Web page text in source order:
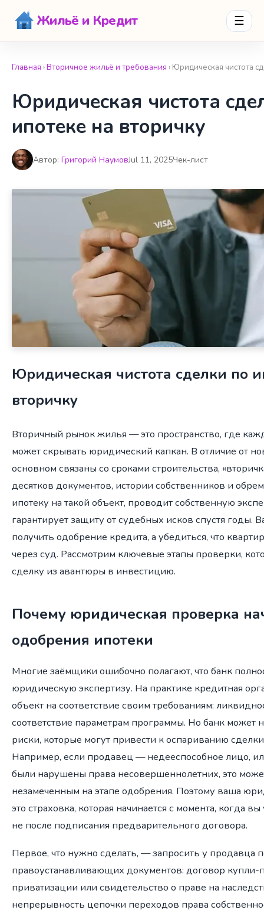
Жильё и Кредит ☰
Главная ›Вторичное жильё и требования › Юридическая чистота
Юридическая чистота
ипотеке на вторичку
Автор: Григорий НаумовJul 11, 2025Чек-лист
Юридическая чистота сделки по
вторичку
Вторичный рынок жилья — это пространство, где
может скрывать юридический капкан. В отличие от
основном связаны со сроками строительства,
десятков документов, истории собственников и
ипотеку на такой объект, проводит собственную
гарантирует защиту от судебных исков спустя годы.
получить одобрение кредита, а убедиться, что
через суд. Рассмотрим ключевые этапы проверки,
сделку из авантюры в инвестицию.
Почему юридическая проверка
одобрения ипотеки
Многие заёмщики ошибочно полагают, что банк
юридическую экспертизу. На практике кредитная
объект на соответствие своим требованиям:
соответствие параметрам программы. Но банк может
риски, которые могут привести к оспариванию
Например, если продавец — недееспособное лицо,
были нарушены права несовершеннолетних, это
незамеченным на этапе одобрения. Поэтому ваша
это страховка, которая начинается с момента, когда
не после подписания предварительного договора.
Первое, что нужно сделать, — запросить у продавца
правоустанавливающих документов: договор
приватизации или свидетельство о праве на
непрерывность цепочки переходов права